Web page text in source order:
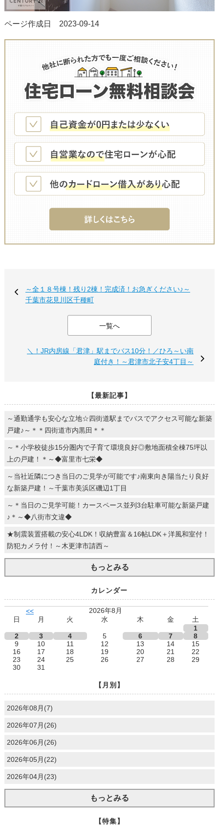
ページ作成日 2023-09-14
～全１８号棟！残り2棟！完成済！お急ぎください♪～
千葉市花見川区千種町
一覧へ
＼！JR内房線「君津」駅までバス10分！／ひろ～い南
庭付き！～君津市北子安4丁目～
【最新記事】
～通勤通学も安心な立地☆四街道駅までバスでアクセス可能な新築
戸建♪～＊＊四街道市内黒田＊＊
～＊小学校徒歩15分圏内で子育て環境良好◎敷地面積全棟75坪以
上の戸建！＊～◆富里市七栄◆
～当社近隣につき当日のご見学が可能です♪南東向き陽当たり良好
な新築戸建！～千葉市美浜区磯辺1丁目
～＊当日のご見学可能！カースペース並列3台駐車可能な新築戸建
♪＊～◆八街市文違◆
★制震装置搭載の安心4LDK！収納豊富＆16帖LDK＋洋風和室付！
防犯カメラ付！～木更津市請西～
もっとみる
カレンダー
<<
2026年8月
日
月 火 水 木 金
土
1
2
3 4 5 6 7
8
9
10 11 12 13 14
15
16
17 18 19 20 21
22
23
24 25 26 27 28
29
30
31
【月別】
2026年08月(7)
2026年07月(26)
2026年06月(26)
2026年05月(22)
2026年04月(23)
もっとみる
【特集】